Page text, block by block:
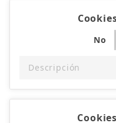
No
Descripción